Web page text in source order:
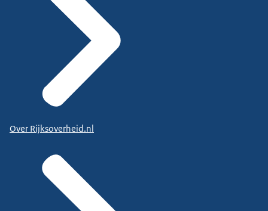
Over Rijksoverheid.nl